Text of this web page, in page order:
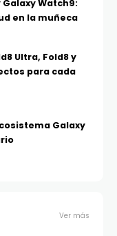
Watch9:
en la muñeca
Ultra, Fold8 y
para cada
Galaxy
Ver más